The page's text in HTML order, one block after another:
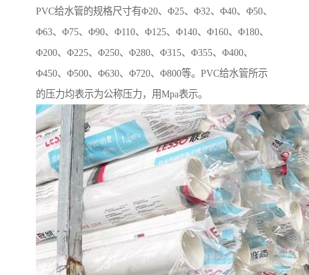
PVC给水管的规格尺寸有Φ20、Φ25、Φ32、Φ40、Φ50、
Φ63、Φ75、Φ90、Φ110、Φ125、Φ140、Φ160、Φ180、
Φ200、Φ225、Φ250、Φ280、Φ315、Φ355、Φ400、
Φ450、Φ500、Φ630、Φ720、Φ800等。PVC给水管所示
的压力均表示为公称压力，用Mpa表示。